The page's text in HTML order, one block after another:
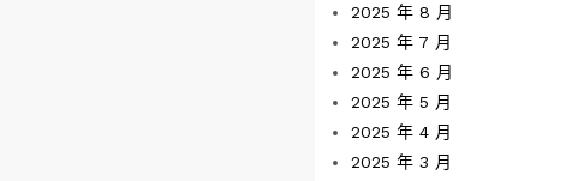
2025 年 8 月
2025 年 7 月
2025 年 6 月
2025 年 5 月
2025 年 4 月
2025 年 3 月